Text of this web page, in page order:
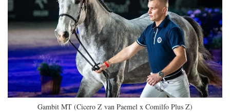
Gambit MT (Cicero Z van Paemel x Comilfo Plus Z)